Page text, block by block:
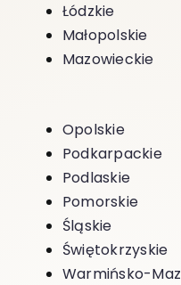
Łódzkie
Małopolskie
Mazowieckie
Opolskie
Podkarpackie
Podlaskie
Pomorskie
Śląskie
Świętokrzyskie
Warmińsko-